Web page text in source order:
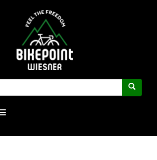
Toggle navigation